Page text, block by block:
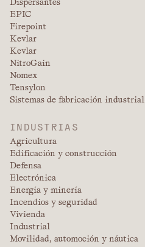
Dispersantes
EPIC
Firepoint
Kevlar
Kevlar
NitroGain
Nomex
Tensylon
Sistemas de fabricación industrial
INDUSTRIAS
Agricultura
Edificación y construcción
Defensa
Electrónica
Energía y minería
Incendios y seguridad
Vivienda
Industrial
Movilidad, automoción y náutica